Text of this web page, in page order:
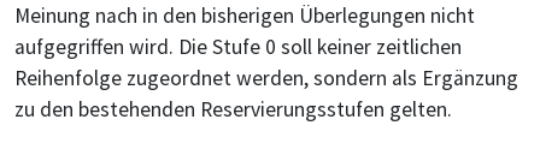
Meinung nach in den bisherigen Überlegungen nicht
aufgegriffen wird. Die Stufe 0 soll keiner zeitlichen
Reihenfolge zugeordnet werden, sondern als Ergänzung
zu den bestehenden Reservierungsstufen gelten.